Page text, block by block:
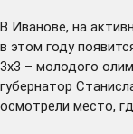
В Иванове, на
в этом году
3х3 – молодого
губернатор
осмотрели место,